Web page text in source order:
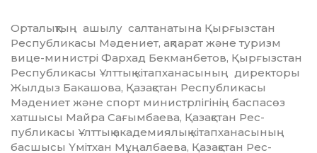
Орталықтың ашылу салта­на­ты­на Қырғызстан
Республикасы Мә­де­ниет, ақпарат және туризм
вице-ми­нистрі Фархад Бек­ман­бетов, Қыр­ғызстан
Республикасы Ұлттық кі­тапханасының директоры
Жылдыз Бакашова, Қазақстан Рес­публи­касы
Мәдениет және спорт ми­­нистр­лігінің баспасөз
хат­шысы Майра Сағымбаева, Қазақ­стан Рес­
публикасы Ұлттық акаде­мия­лық кітапханасының
басшысы Үмітхан Мұңалбаева, Қазақстан Рес­